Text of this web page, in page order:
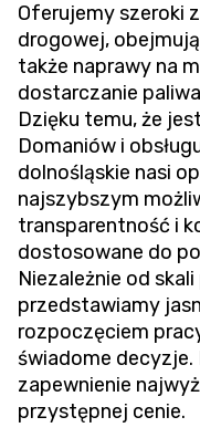
Oferujemy szeroki
drogowej,
także naprawy na
dostarczanie
Dzięku temu, że
Domaniów i
dolnośląskie nasi
najszybszym
transparentność i
dostosowane do
Niezależnie od
przedstawiamy
rozpoczęciem
świadome
zapewnienie
przystępnej cenie.